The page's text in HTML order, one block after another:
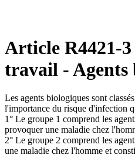
Article R4421-
travail - Agents
Les agents biologiques sont
l'importance du risque d'infection
1° Le groupe 1 comprend les
provoquer une maladie chez
2° Le groupe 2 comprend les
une maladie chez l'homme et